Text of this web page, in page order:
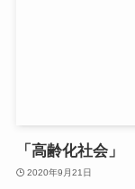
「高齢化社会」
2020年9月21日